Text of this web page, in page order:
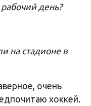
день?
на стадионе в
очень
хоккей.